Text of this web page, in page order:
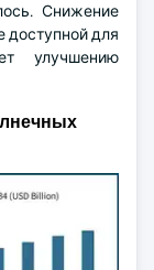
Снижение
доступной для
улучшению